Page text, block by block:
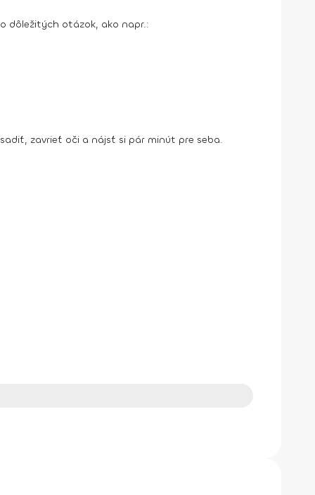
dôležitých otázok, ako napr.:
zavrieť oči a nájsť si pár minút pre seba.